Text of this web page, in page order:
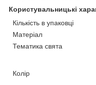
Користувальницькі
Кількість в упаковці
Матеріал
Тематика свята
Колір